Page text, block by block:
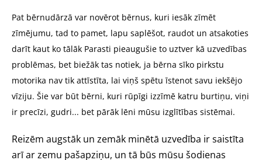
Pat bērnudārzā var novērot bērnus, kuri iesāk zīmēt
zīmējumu, tad to pamet, lapu saplēšot, raudot un atsakoties
darīt kaut ko tālāk Parasti pieaugušie to uztver kā uzvedības
problēmas, bet biežāk tas notiek, ja bērna sīko pirkstu
motorika nav tik attīstīta, lai viņš spētu īstenot savu iekšējo
vīziju. Šie var būt bērni, kuri rūpīgi izzīmē katru burtiņu, viņi
ir precīzi, gudri... bet pārāk lēni mūsu izglītības sistēmai.
Reizēm augstāk un zemāk minētā uzvedība ir saistīta
arī ar zemu pašapziņu, un tā būs mūsu šodienas